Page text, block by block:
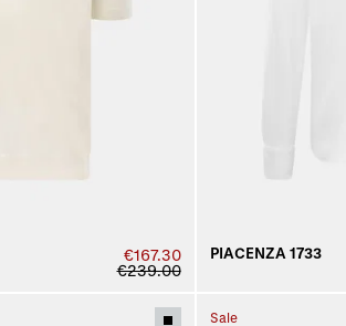
€167.30
€239.00
PIACENZA 1733
Sale